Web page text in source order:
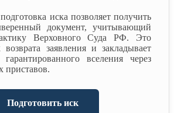
иска позволяет получить
документ, учитывающий
Верховного Суда РФ. Это
заявления и закладывает
вселения через
приставов.
Подготовить иск